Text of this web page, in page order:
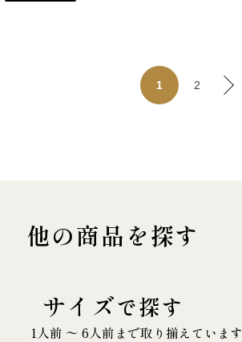
1 2
他の商品を探す
サイズで探す
1人前 〜 6人前まで取り揃えています